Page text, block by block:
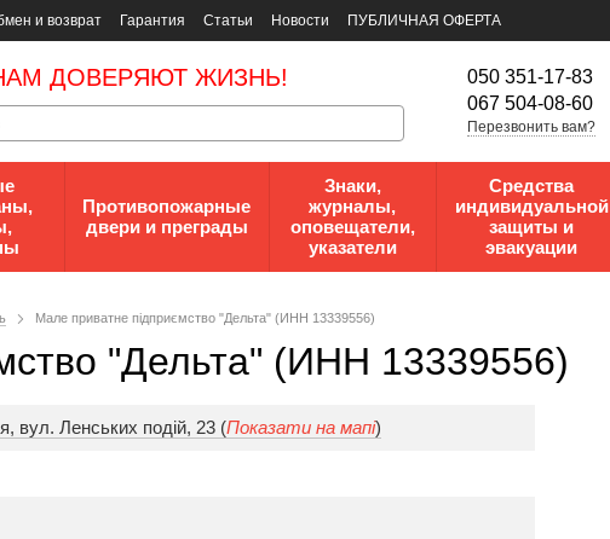
и возврат Гарантия Статьи Новости
ПУБЛИЧНАЯ ОФЕРТА
ДОВЕРЯЮТ ЖИЗНЬ!
050 351-17-83
067 504-08-60
Перезвонить вам?
Противопожарные
двери и преграды
Знаки,
журналы,
оповещатели,
указатели
Средства
индивидуальной
защиты и
эвакуации
Мале приватне підприємство "Дельта" (ИНН 13339556)
"Дельта" (ИНН 13339556)
вул. Ленських подій, 23 (Показати на мапі)